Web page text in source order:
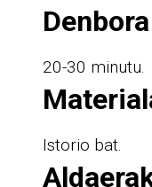
Denbora
20-30 minutu.
Istorio bat.